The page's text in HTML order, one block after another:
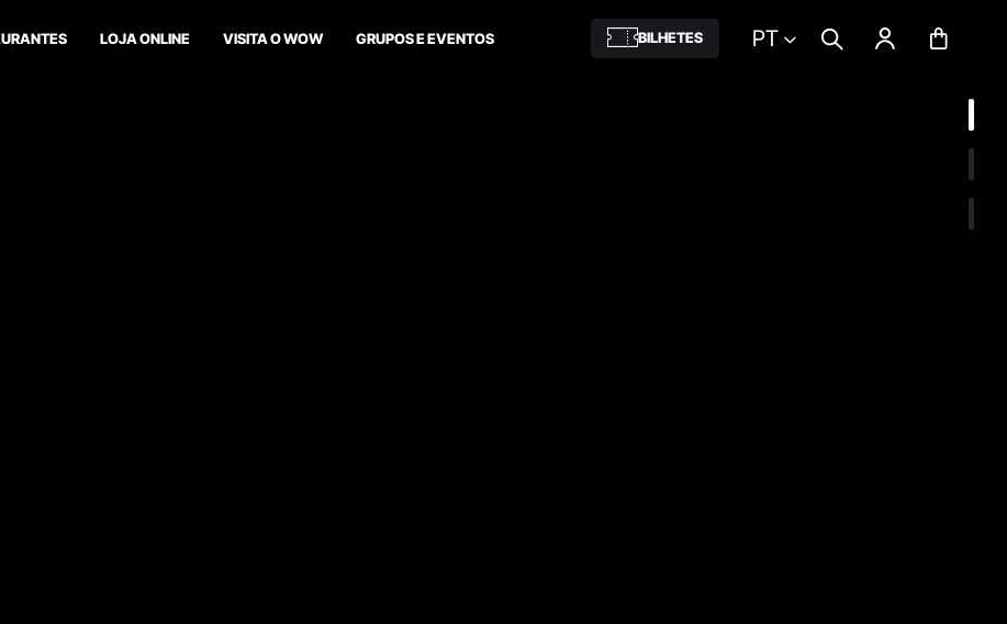
LOJA ONLINE VISITA O WOW GRUPOS E EVENTOS BILHETES PT